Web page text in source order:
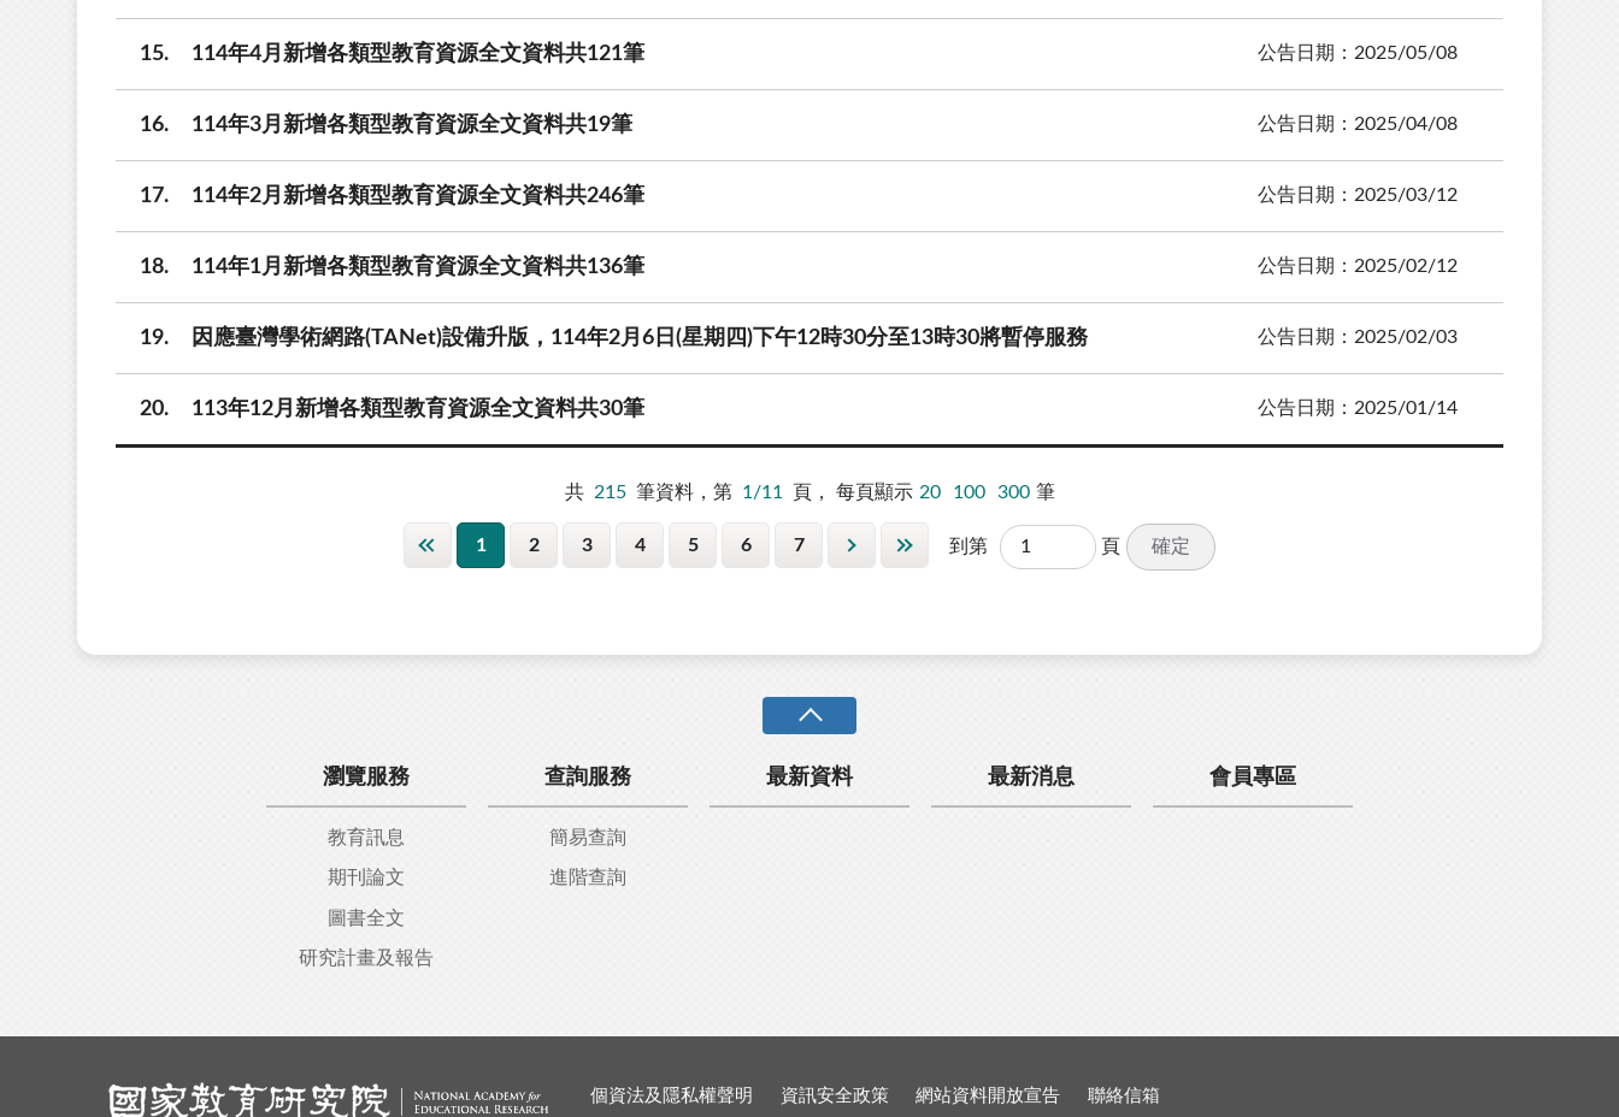
15 114年4月新增各類型教育資源全文資料共121筆 公告日期：2025/05/08
16 114年3月新增各類型教育資源全文資料共19筆 公告日期：2025/04/08
17 114年2月新增各類型教育資源全文資料共246筆 公告日期：2025/03/12
18 114年1月新增各類型教育資源全文資料共136筆 公告日期：2025/02/12
19 因應臺灣學術網路(TANet)設備升版，114年2月6日(星期四)下午12時30分至13時30將暫停服務 公告日期：2025/02/03
20 113年12月新增各類型教育資源全文資料共30筆 公告日期：2025/01/14
共 215 筆資料，第 1/11 頁， 每頁顯示 20 100 300 筆
1 2 3 4 5 6 7 到第 頁 確定
瀏覽服務
教育訊息
期刊論文
圖書全文
研究計畫及報告
查詢服務
簡易查詢
進階查詢
最新資料 最新消息 會員專區
個資法及隱私權聲明 資訊安全政策 網站資料開放宣告 聯絡信箱